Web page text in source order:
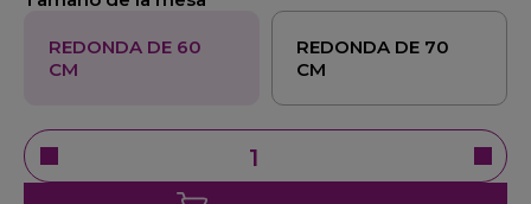
REDONDA DE 60
CM
REDONDA DE 70
CM